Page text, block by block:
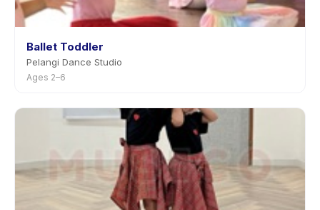
Ballet Toddler
Pelangi Dance Studio
Ages 2–6